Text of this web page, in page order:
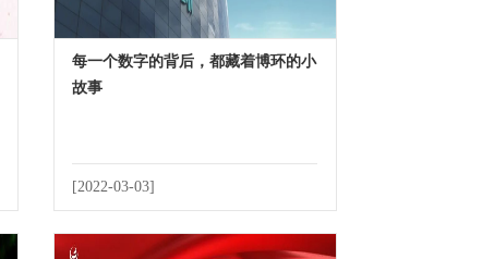
每一个数字的背后，都藏着博环的小
故事
[2022-03-03]